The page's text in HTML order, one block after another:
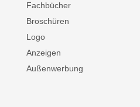
Fachbücher
Broschüren
Logo
Anzeigen
Außenwerbung